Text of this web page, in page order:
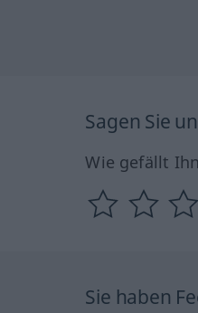
Sagen Sie
Wie gefällt
Sie haben